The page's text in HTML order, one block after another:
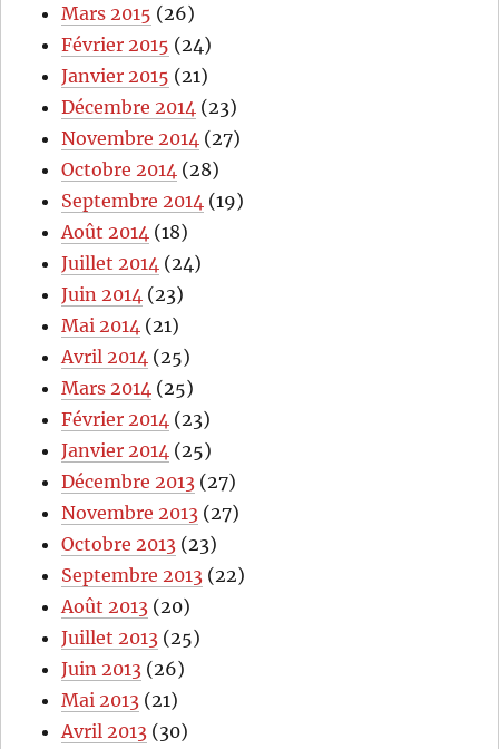
Mars 2015 (26)
Février 2015 (24)
Janvier 2015 (21)
Décembre 2014 (23)
Novembre 2014 (27)
Octobre 2014 (28)
Septembre 2014 (19)
Août 2014 (18)
Juillet 2014 (24)
Juin 2014 (23)
Mai 2014 (21)
Avril 2014 (25)
Mars 2014 (25)
Février 2014 (23)
Janvier 2014 (25)
Décembre 2013 (27)
Novembre 2013 (27)
Octobre 2013 (23)
Septembre 2013 (22)
Août 2013 (20)
Juillet 2013 (25)
Juin 2013 (26)
Mai 2013 (21)
Avril 2013 (30)